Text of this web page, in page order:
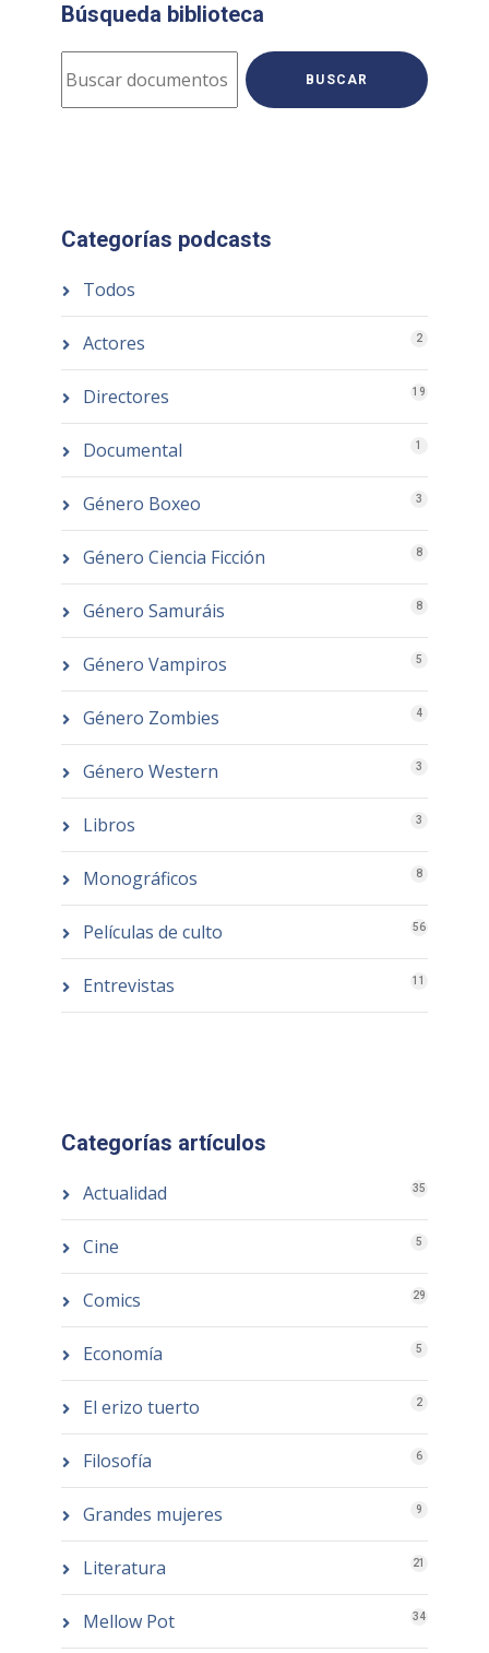
Búsqueda biblioteca
BUSCAR
Categorías podcasts
Todos
Actores 2
Directores 19
Documental 1
Género Boxeo 3
Género Ciencia Ficción 8
Género Samuráis 8
Género Vampiros 5
Género Zombies 4
Género Western 3
Libros 3
Monográficos 8
Películas de culto 56
Entrevistas 11
Categorías artículos
Actualidad 35
Cine 5
Comics 29
Economía 5
El erizo tuerto 2
Filosofía 6
Grandes mujeres 9
Literatura 21
Mellow Pot 34